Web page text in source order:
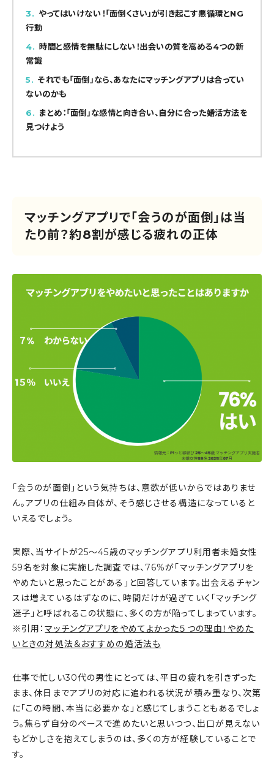
3
やってはいけない！「面倒くさい」が引き起こす悪循環とNG
行動
4
時間と感情を無駄にしない！出会いの質を高める4つの新
常識
5
それでも「面倒」なら、あなたにマッチングアプリは合ってい
ないのかも
6
まとめ：「面倒」な感情と向き合い、自分に合った婚活方法を
見つけよう
マッチングアプリで「会うのが面倒」は当
たり前？約8割が感じる疲れの正体
「会うのが面倒」という気持ちは、意欲が低いからではありませ
ん。アプリの仕組み自体が、そう感じさせる構造になっていると
いえるでしょう。
実際、当サイトが25〜45歳のマッチングアプリ利用者未婚女性
59名を対象に実施した調査では、76%が「マッチングアプリを
やめたいと思ったことがある」と回答しています。出会えるチャン
スは増えているはずなのに、時間だけが過ぎていく「マッチング
迷子」と呼ばれるこの状態に、多くの方が陥ってしまっています。
※引用：マッチングアプリをやめてよかった５つの理由！やめた
いときの対処法＆おすすめの婚活法も
仕事で忙しい30代の男性にとっては、平日の疲れを引きずった
まま、休日までアプリの対応に追われる状況が積み重なり、次第
に「この時間、本当に必要かな」と感じてしまうこともあるでしょ
う。焦らず自分のペースで進めたいと思いつつ、出口が見えない
もどかしさを抱えてしまうのは、多くの方が経験していることで
す。